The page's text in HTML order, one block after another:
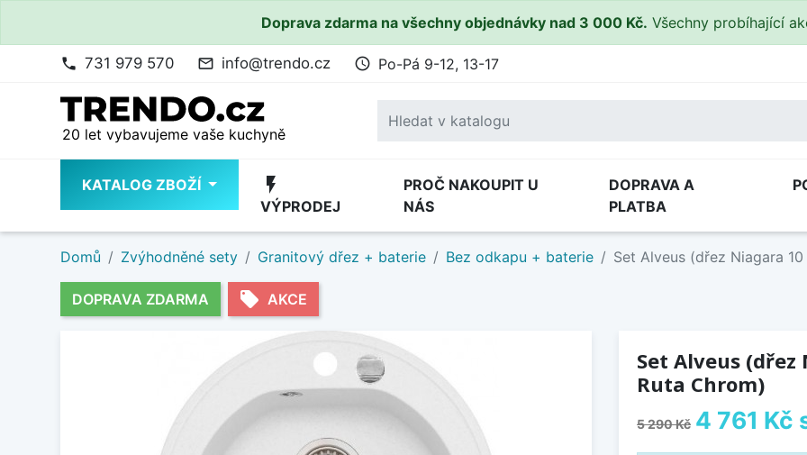
Doprava zdarma na všechny objednávky nad 3 000 Kč. Všechny probíhající
phone 731 979 570 mail_outline info@trendo.cz access_time Po-Pá 9-12, 13-17
20 let vybavujeme vaše kuchyně
KATALOG ZBOŽÍ flash_on
VÝPRODEJ
PROČ NAKOUPIT U
NÁS
DOPRAVA A
PLATBA
Domů Zvýhodněné sety Granitový dřez + baterie Bez odkapu + baterie Set Alveus (dřez Niagara
DOPRAVA ZDARMA local_offer AKCE
Set Alveus
Ruta Chrom)
5 290 Kč 4 761 Kč